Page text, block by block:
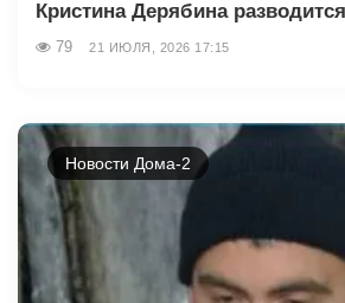
Кристина Дерябина
79 21 ИЮЛЯ, 2026 17:15
Новости Дома-2